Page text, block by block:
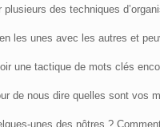
plusieurs des techniques
les unes avec les autres et
une tactique de mots clés
de nous dire quelles sont vos
unes des nôtres ?